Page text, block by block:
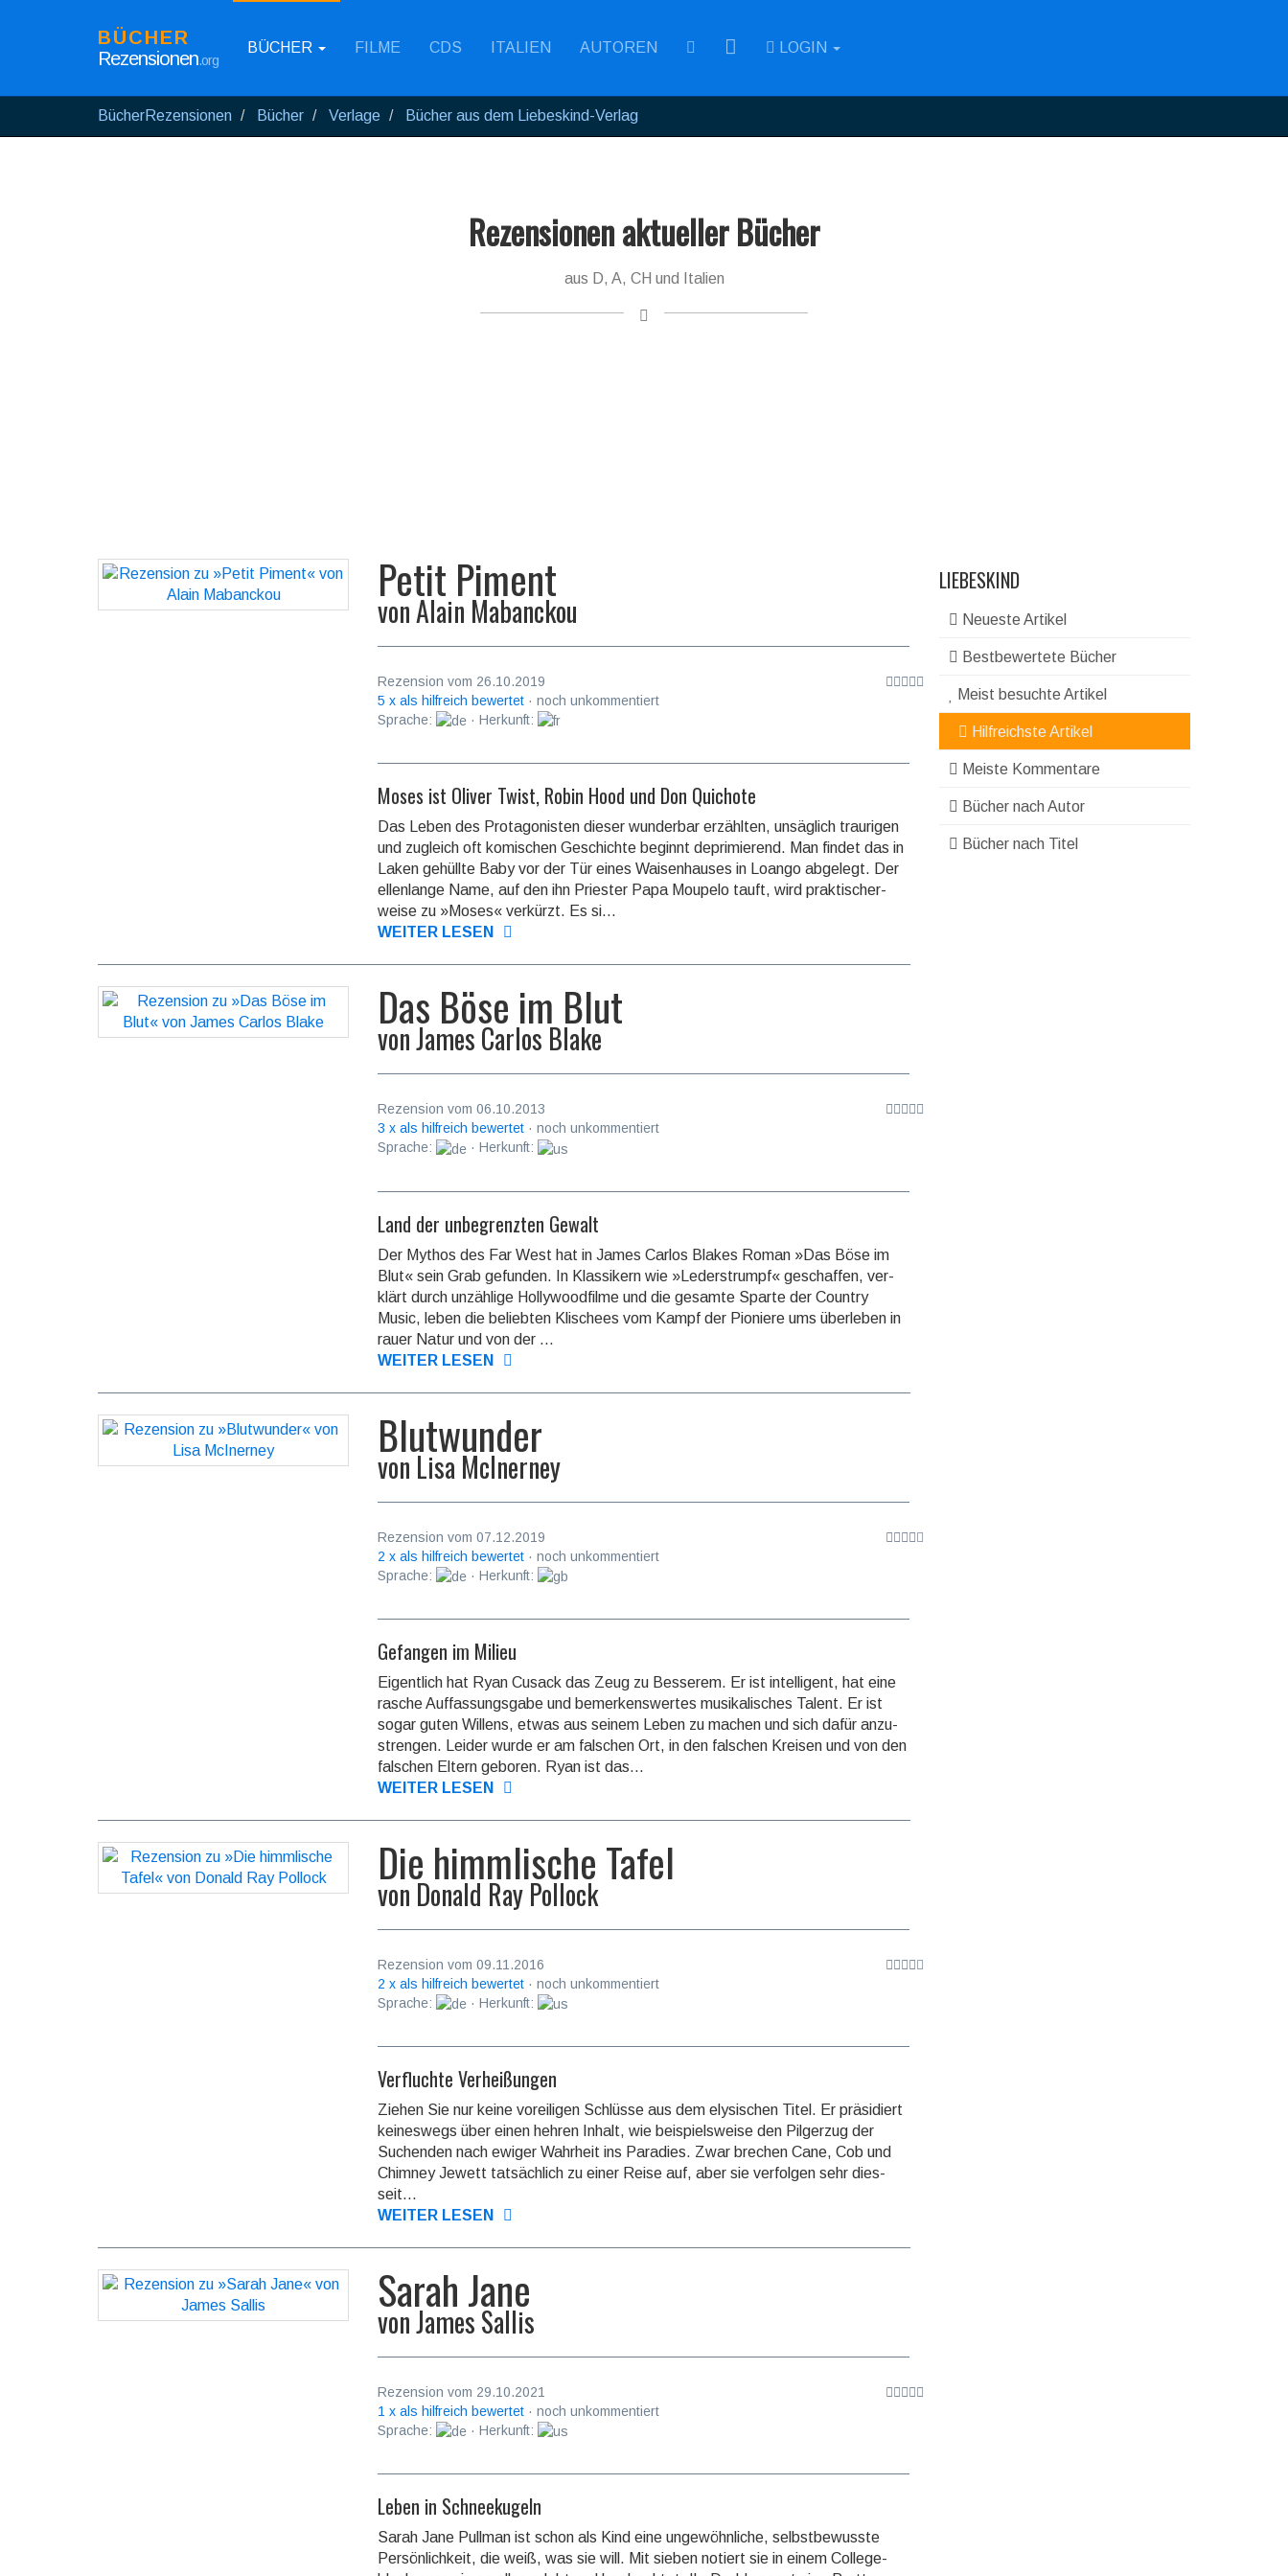
BÜCHER
Rezensionen.org
BÜCHER FILME CDS ITALIEN AUTOREN RSS LOGIN
BücherRezensionen Bücher Verlage Bücher aus dem Liebeskind-Verlag
Rezensionen aktueller Bücher
aus D, A, CH und Italien
LIEBESKIND
Neueste Artikel
Bestbewertete Bücher
Meist besuchte Artikel
Hilfreichste Artikel
Meiste Kommentare
Bücher nach Autor
Bücher nach Titel
Petit Piment
vonAlain Mabanckou
Rezension vom 26.10.2019
5 x als hilfreich bewertet · noch unkommentiert
Sprache:
· Herkunft:
Moses ist Oliver Twist, Robin Hood und Don Quichote
Das Leben des Protagonisten dieser wunderbar erzählten, unsäglich traurigen
und zugleich oft komischen Geschichte beginnt deprimie­rend. Man findet das in
Laken gehüllte Baby vor der Tür eines Waisen­hauses in Loango abgelegt. Der
ellenlange Name, auf den ihn Priester Papa Moupelo tauft, wird prak­tischer­
weise zu »Moses« verkürzt. Es si...
WEITER LESEN
Das Böse im Blut
vonJames Carlos Blake
Rezension vom 06.10.2013
3 x als hilfreich bewertet · noch unkommentiert
Sprache:
· Herkunft:
Land der unbegrenzten Gewalt
Der Mythos des Far West hat in James Carlos Blakes Roman »Das Böse im
Blut« sein Grab gefunden. In Klassikern wie »Lederstrumpf« geschaffen, ver­
klärt durch unzählige Hollywoodfilme und die gesamte Sparte der Country
Music, leben die beliebten Klischees vom Kampf der Pioniere ums überleben in
rauer Natur und von der ...
WEITER LESEN
Blutwunder
von Lisa McInerney
Rezension vom 07.12.2019
2 x als hilfreich bewertet · noch unkommentiert
Sprache:
· Herkunft:
Gefangen im Milieu
Eigentlich hat Ryan Cusack das Zeug zu Besserem. Er ist intelligent, hat eine
rasche Auf­fassungs­gabe und bemerkens­wertes musika­lisches Talent. Er ist
sogar guten Willens, etwas aus seinem Leben zu machen und sich dafür anzu­
strengen. Leider wurde er am falschen Ort, in den falschen Kreisen und von den
falschen Eltern geboren. Ryan ist das...
WEITER LESEN
Die himmlische Tafel
von Donald Ray Pollock
Rezension vom 09.11.2016
2 x als hilfreich bewertet · noch unkommentiert
Sprache:
· Herkunft:
Verfluchte Verheißungen
Ziehen Sie nur keine voreiligen Schlüsse aus dem elysischen Titel. Er präsidiert
keines­wegs über einen hehren Inhalt, wie bei­spiels­weise den Pilger­zug der
Suchenden nach ewiger Wahr­heit ins Paradies. Zwar brechen Cane, Cob und
Chimney Jewett tat­sächlich zu einer Reise auf, aber sie ver­folgen sehr dies­
seit...
WEITER LESEN
Sarah Jane
vonJames Sallis
Rezension vom 29.10.2021
1 x als hilfreich bewertet · noch unkommentiert
Sprache:
· Herkunft:
Leben in Schneekugeln
Sarah Jane Pullman ist schon als Kind eine ungewöhn­liche, selbstbe­wusste
Persönlich­keit, die weiß, was sie will. Mit sieben notiert sie in einem College­